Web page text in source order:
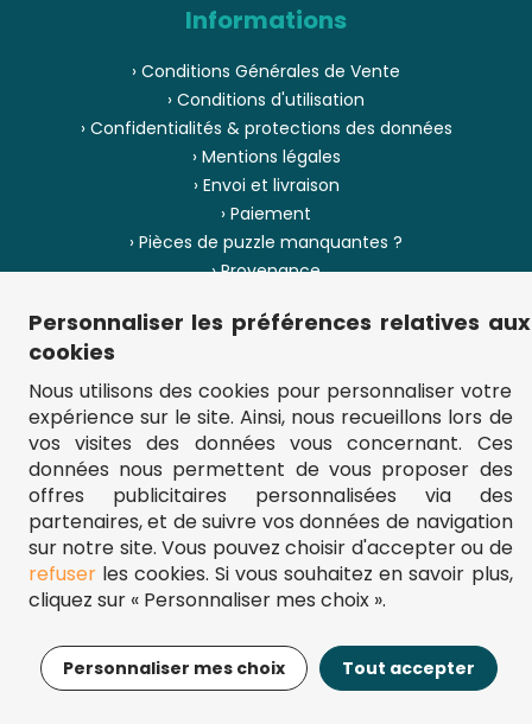
12,95€ Ajouter au panier
Informations
› Conditions Générales de Vente
› Conditions d'utilisation
› Confidentialités & protections des données
› Mentions légales
› Envoi et livraison
› Paiement
› Pièces de puzzle manquantes ?
› Provenance
› Plan du site
** Frais d'envoi = 6,95 € (France) / gratuit à partir de 45 €.
fou-de-puzzle.com : le site référence pour acheter des puzzles de
qualité à bon prix.
© Fou-de-puzzle.com 2011 - 2026
Personnaliser les préférences relatives aux
cookies
Nous utilisons des cookies pour personnaliser votre
expérience sur le site. Ainsi, nous recueillons lors de
vos visites des données vous concernant. Ces
données nous permettent de vous proposer des
offres publicitaires personnalisées via des
partenaires, et de suivre vos données de navigation
sur notre site. Vous pouvez choisir d'accepter ou de
refuserles cookies. Si vous souhaitez en savoir plus,
cliquez sur « Personnaliser mes choix ».
Personnaliser mes choix Tout accepter